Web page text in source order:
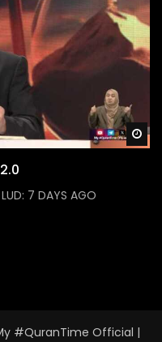
7 DAYS AGO
#QuranTime Official |